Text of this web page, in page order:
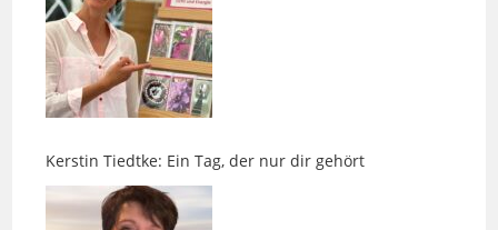
Kerstin Tiedtke: Ein Tag, der nur dir gehört